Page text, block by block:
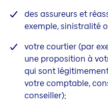
des assureurs et
exemple, sinistralité
votre courtier (par
une proposition à
qui sont
votre comptable,
conseiller);